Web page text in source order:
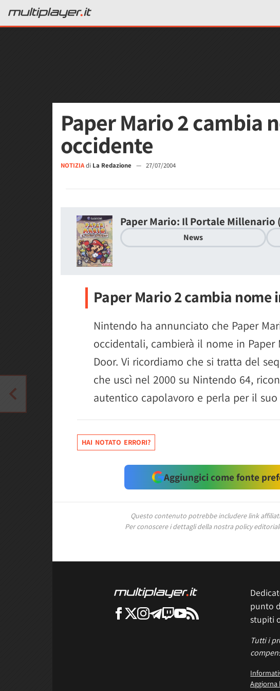
Paper Mario 2 cambia
occidente
NOTIZIAdi La Redazione — 27/07/2004
Paper Mario: Il Portale Millenario
News
Paper Mario 2 cambia nome
Nintendo ha annunciato che Paper
occidentali, cambierà il nome in Paper
Door. Vi ricordiamo che si tratta del
che uscì nel 2000 su Nintendo 64,
autentico capolavoro e perla per il
HAI NOTATO ERRORI?
Aggiungici come fonte
Questo contenuto potrebbe includere link
Per conoscere i dettagli della nostra policy
punto
stupiti
Tutti i